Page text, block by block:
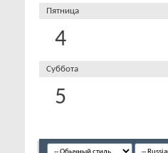
Пятница
4
Суббота
5